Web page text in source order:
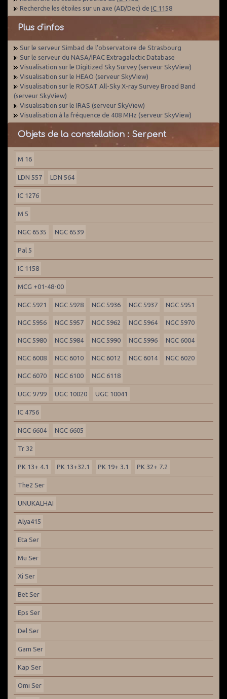
Recherche les étoiles sur un axe (AD/Dec) de IC 1158
Plus d'infos
Sur le serveur Simbad de l'observatoire de Strasbourg
Sur le serveur du NASA/IPAC Extragalactic Database
Visualisation sur le Digitized Sky Survey (serveur SkyView)
Visualisation sur le HEAO (serveur SkyView)
Visualisation sur le ROSAT All-Sky X-ray Survey Broad Band
(serveur SkyView)
Visualisation sur le IRAS (serveur SkyView)
Visualisation à la fréquence de 408 MHz (serveur SkyView)
Objets de la constellation : Serpent
M 16
LDN 557 LDN 564
IC 1276
M 5
NGC 6535 NGC 6539
Pal 5
IC 1158
MCG +01-48-00
NGC 5921 NGC 5928 NGC 5936 NGC 5937 NGC 5951
NGC 5956 NGC 5957 NGC 5962 NGC 5964 NGC 5970
NGC 5980 NGC 5984 NGC 5990 NGC 5996 NGC 6004
NGC 6008 NGC 6010 NGC 6012 NGC 6014 NGC 6020
NGC 6070 NGC 6100 NGC 6118
UGC 9799 UGC 10020 UGC 10041
IC 4756
NGC 6604 NGC 6605
Tr 32
PK 13+ 4.1 PK 13+32.1 PK 19+ 3.1 PK 32+ 7.2
The2 Ser
UNUKALHAI
Alya415
Eta Ser
Mu Ser
Xi Ser
Bet Ser
Eps Ser
Del Ser
Gam Ser
Kap Ser
Omi Ser